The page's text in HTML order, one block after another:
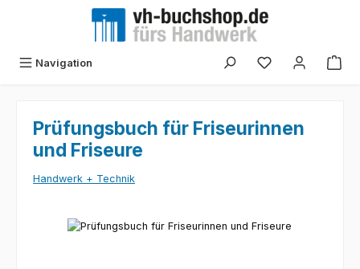
Zum Hauptinhalt springen
Navigation
Prüfungsbuch für Friseurinnen
und Friseure
Handwerk + Technik
Bildergalerie überspringen